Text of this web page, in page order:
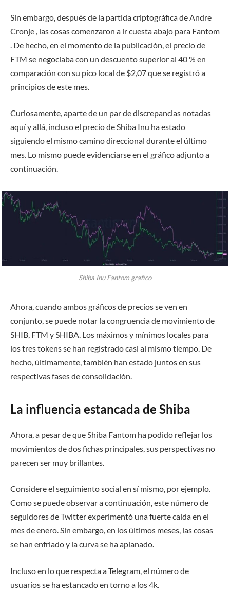
Sin embargo, después de la partida criptográfica de Andre
Cronje , las cosas comenzaron a ir cuesta abajo para Fantom
. De hecho, en el momento de la publicación, el precio de
FTM se negociaba con un descuento superior al 40 % en
comparación con su pico local de $2,07 que se registró a
principios de este mes.
Curiosamente, aparte de un par de discrepancias notadas
aquí y allá, incluso el precio de Shiba Inu ha estado
siguiendo el mismo camino direccional durante el último
mes. Lo mismo puede evidenciarse en el gráfico adjunto a
continuación.
Shiba Inu Fantom grafico
Ahora, cuando ambos gráficos de precios se ven en
conjunto, se puede notar la congruencia de movimiento de
SHIB, FTM y SHIBA. Los máximos y mínimos locales para
los tres tokens se han registrado casi al mismo tiempo. De
hecho, últimamente, también han estado juntos en sus
respectivas fases de consolidación.
La influencia estancada de Shiba
Ahora, a pesar de que Shiba Fantom ha podido reflejar los
movimientos de dos fichas principales, sus perspectivas no
parecen ser muy brillantes.
Considere el seguimiento social en sí mismo, por ejemplo.
Como se puede observar a continuación, este número de
seguidores de Twitter experimentó una fuerte caída en el
mes de enero. Sin embargo, en los últimos meses, las cosas
se han enfriado y la curva se ha aplanado.
Incluso en lo que respecta a Telegram, el número de
usuarios se ha estancado en torno a los 4k.